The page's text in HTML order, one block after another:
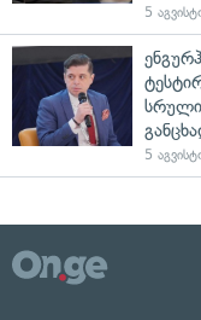
5
სრული
5